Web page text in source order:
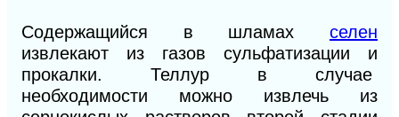
Содержащийся в шламах селен
извлекают из газов сульфатизации и
прокалки. Теллур в случае
необходимости можно извлечь из